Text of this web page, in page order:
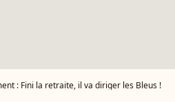
: Fini la retraite, il va diriger les Bleus !